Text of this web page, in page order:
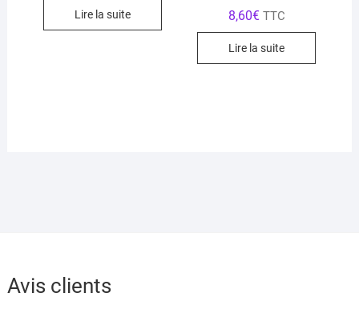
Lire la suite
5.00
8,60€ TTC
Lire la suite
Avis clients